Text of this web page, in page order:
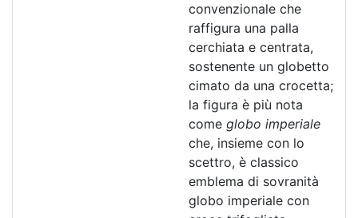
convenzionale che
raffigura una palla
cerchiata e centrata,
sostenente un globetto
cimato da una crocetta;
la figura è più nota
come globo imperiale
che, insieme con lo
scettro, è classico
emblema di sovranità
globo imperiale con